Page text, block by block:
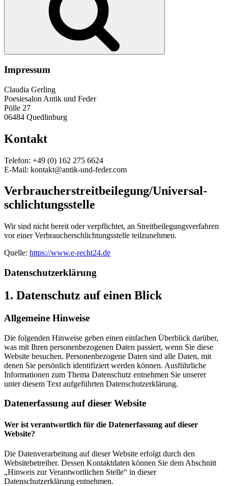
Impressum
Claudia Gerling
Poesiesalon Antik und Feder
Pölle 27
06484 Quedlinburg
Kontakt
Telefon: +49 (0) 162 275 6624
E-Mail: kontakt@antik-und-feder.com
Verbraucher­streit­beilegung/Universal­
schlichtungs­stelle
Wir sind nicht bereit oder verpflichtet, an Streitbeilegungsverfahren
vor einer Verbraucherschlichtungsstelle teilzunehmen.
Quelle: https://www.e-recht24.de
Datenschutz­erklärung
1. Datenschutz auf einen Blick
Allgemeine Hinweise
Die folgenden Hinweise geben einen einfachen Überblick darüber,
was mit Ihren personenbezogenen Daten passiert, wenn Sie diese
Website besuchen. Personenbezogene Daten sind alle Daten, mit
denen Sie persönlich identifiziert werden können. Ausführliche
Informationen zum Thema Datenschutz entnehmen Sie unserer
unter diesem Text aufgeführten Datenschutzerklärung.
Datenerfassung auf dieser Website
Wer ist verantwortlich für die Datenerfassung auf dieser
Website?
Die Datenverarbeitung auf dieser Website erfolgt durch den
Websitebetreiber. Dessen Kontaktdaten können Sie dem Abschnitt
„Hinweis zur Verantwortlichen Stelle“ in dieser
Datenschutzerklärung entnehmen.